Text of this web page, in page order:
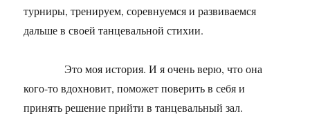
турниры, тренируем, соревнуемся и развиваемся
дальше в своей танцевальной стихии.
Это моя история. И я очень верю, что она
кого-то вдохновит, поможет поверить в себя и
принять решение прийти в танцевальный зал.